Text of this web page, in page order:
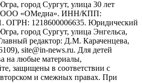
город Сургут, улица 30 лет
ООО «ОМедиа». ИНН/КПП:
ОГРН: 1218600006635. Юридический
город Сургут, улица Энгельса,
редактор: Д.М. Караченцева,
site@in-news.ru. Для детей
на любые материалы,
защищены в соответствии с
и смежных правах. При